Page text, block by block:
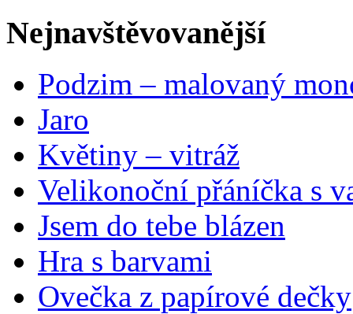
Nejnavštěvovanější
Podzim – malovaný
Jaro
Květiny – vitráž
Velikonoční přáníčka s
Jsem do tebe blázen
Hra s barvami
Ovečka z papírové dečky